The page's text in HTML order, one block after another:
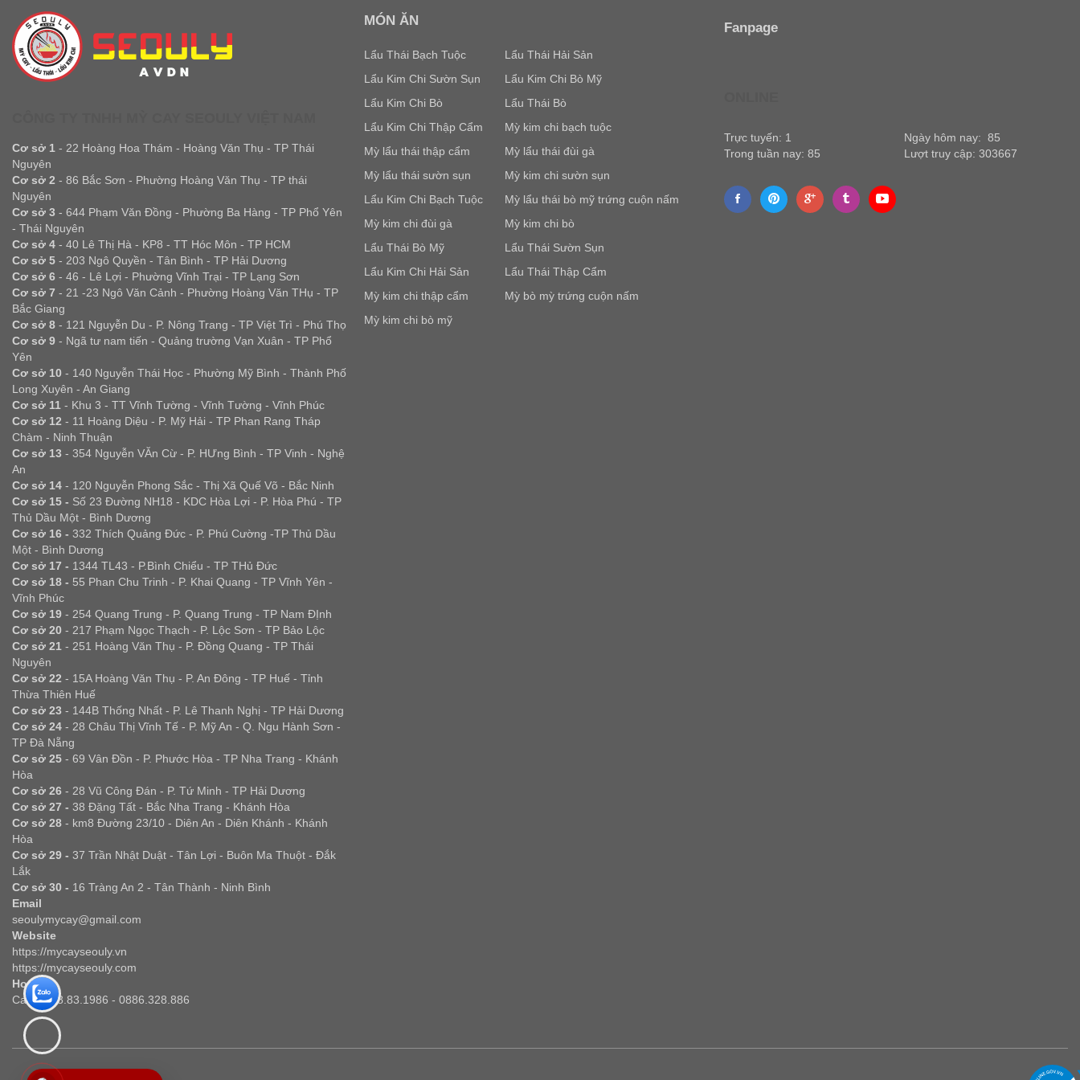
Cơ sở 1 - 22 Hoàng Hoa Thám - Hoàng Văn Thụ - TP Thái
Nguyên
Cơ sở 2 - 86 Bắc Sơn - Phường Hoàng Văn Thụ - TP thái
Nguyên
Cơ sở 3 - 644 Phạm Văn Đồng - Phường Ba Hàng - TP Phổ Yên
- Thái Nguyên
Cơ sở 4 - 40 Lê Thị Hà - KP8 - TT Hóc Môn - TP HCM
Cơ sở 5 - 203 Ngô Quyền - Tân Bình - TP Hải Dương
Cơ sở 6 - 46 - Lê Lợi - Phường Vĩnh Trại - TP Lạng Sơn
Cơ sở 7 - 21 -23 Ngô Văn Cảnh - Phường Hoàng Văn THụ - TP
Bắc Giang
Cơ sở 8 - 121 Nguyễn Du - P. Nông Trang - TP Việt Trì - Phú Thọ
Cơ sở 9 - Ngã tư nam tiến - Quảng trường Vạn Xuân - TP Phổ
Yên
Cơ sở 10 - 140 Nguyễn Thái Học - Phường Mỹ Bình - Thành Phố
Long Xuyên - An Giang
Cơ sở 11 - Khu 3 - TT Vĩnh Tường - Vĩnh Tường - Vĩnh Phúc
Cơ sở 12 - 11 Hoàng Diệu - P. Mỹ Hải - TP Phan Rang Tháp
Chàm - Ninh Thuận
Cơ sở 13 - 354 Nguyễn VĂn Cừ - P. HƯng Bình - TP Vinh - Nghệ
An
Cơ sở 14 - 120 Nguyễn Phong Sắc - Thị Xã Quế Võ - Bắc Ninh
Cơ sở 15 - Số 23 Đường NH18 - KDC Hòa Lợi - P. Hòa Phú - TP
Thủ Dầu Một - Bình Dương
Cơ sở 16 - 332 Thích Quảng Đức - P. Phú Cường -TP Thủ Dầu
Một - Bình Dương
Cơ sở 17 - 1344 TL43 - P.Bình Chiểu - TP THủ Đức
Cơ sở 18 - 55 Phan Chu Trinh - P. Khai Quang - TP Vĩnh Yên -
Vĩnh Phúc
Cơ sở 19 - 254 Quang Trung - P. Quang Trung - TP Nam ĐỊnh
Cơ sở 20 - 217 Phạm Ngọc Thạch - P. Lộc Sơn - TP Bảo Lộc
Cơ sở 21 - 251 Hoàng Văn Thụ - P. Đồng Quang - TP Thái
Nguyên
Cơ sở 22 - 15A Hoàng Văn Thụ - P. An Đông - TP Huế - Tỉnh
Thừa Thiên Huế
Cơ sở 23 - 144B Thống Nhất - P. Lê Thanh Nghị - TP Hải Dương
Cơ sở 24 - 28 Châu Thị Vĩnh Tế - P. Mỹ An - Q. Ngu Hành Sơn -
TP Đà Nẵng
Cơ sở 25 - 69 Vân Đồn - P. Phước Hòa - TP Nha Trang - Khánh
Hòa
Cơ sở 26 - 28 Vũ Công Đán - P. Tứ Minh - TP Hải Dương
Cơ sở 27 - 38 Đặng Tất - Bắc Nha Trang - Khánh Hòa
Cơ sở 28 - km8 Đường 23/10 - Diên An - Diên Khánh - Khánh
Hòa
Cơ sở 29 - 37 Trần Nhật Duật - Tân Lợi - Buôn Ma Thuột - Đắk
Lắk
Cơ sở 30 - 16 Tràng An 2 - Tân Thành - Ninh Bình
Email
seoulymycay@gmail.com
Website
https://mycayseouly.vn
https://mycayseouly.com
Hotline
Call: 0928.83.1986 - 0886.328.886
MÓN ĂN
Lẩu Thái Bạch Tuộc
Lẩu Thái Hải Sản
Lẩu Kim Chi Sườn Sụn
Lẩu Kim Chi Bò Mỹ
Lẩu Kim Chi Bò
Lẩu Thái Bò
Lẩu Kim Chi Thập Cẩm
Mỳ kim chi bạch tuộc
Mỳ lẩu thái thập cẩm
Mỳ lẩu thái đùi gà
Mỳ lẩu thái sườn sụn
Mỳ kim chi sườn sụn
Lẩu Kim Chi Bạch Tuộc
Mỳ lẩu thái bò mỹ trứng cuộn nấm
Mỳ kim chi đùi gà
Mỳ kim chi bò
Lẩu Thái Bò Mỹ
Lẩu Thái Sườn Sụn
Lẩu Kim Chi Hải Sản
Lẩu Thái Thập Cẩm
Mỳ kim chi thập cẩm
Mỳ bò mỳ trứng cuộn nấm
Mỳ kim chi bò mỹ
Fanpage
Trực tuyến: 1
Ngày hôm nay: 85
Trong tuần nay: 85
Lượt truy cập: 303667